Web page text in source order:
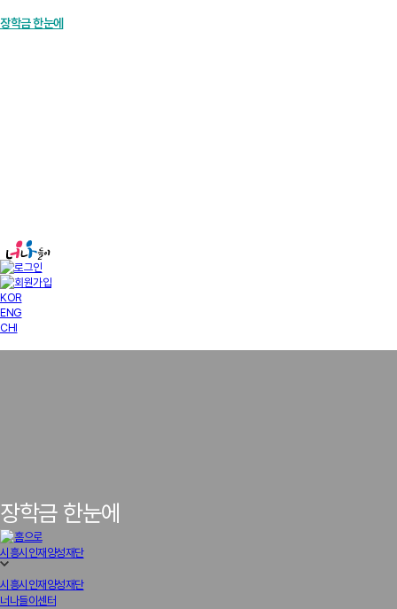
장학금 한눈에
KOR
ENG
CHI
장학금 한눈에
시흥시인재양성재단
시흥시인재양성재단
너나들이센터